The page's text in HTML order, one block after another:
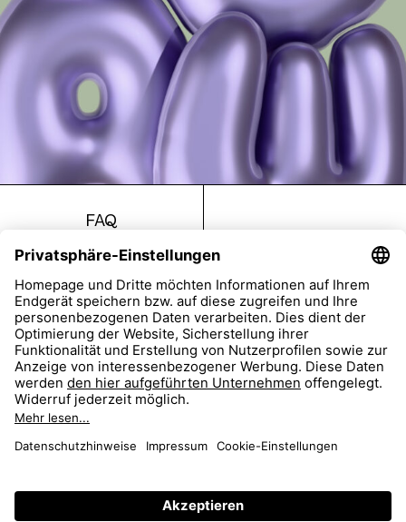
FAQ
Return
Imprint
Accessibility
Data Protection